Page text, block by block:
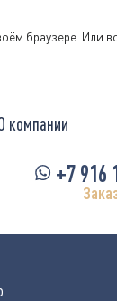
браузере. Или
компании
+7 916